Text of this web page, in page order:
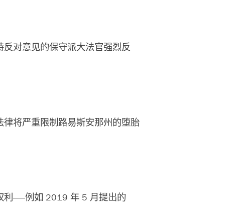
对意见的保守派大法官强烈反
将严重限制路易斯安那州的堕胎
利——例如 2019 年 5 月提出的